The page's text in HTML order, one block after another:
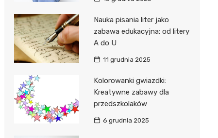
Nauka pisania liter jako
zabawa edukacyjna: od litery
A do U
11 grudnia 2025
Kolorowanki gwiazdki:
Kreatywne zabawy dla
przedszkolaków
6 grudnia 2025